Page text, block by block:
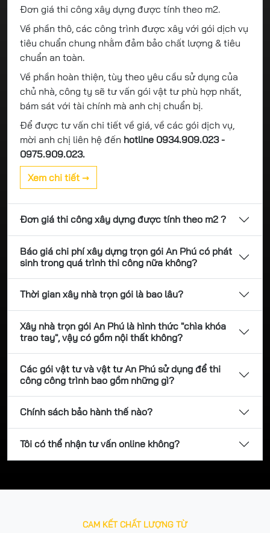
Đơn giá thi công xây dựng được tính theo m2.
Về phần thô, các công trình được xây với gói dịch vụ
tiêu chuẩn chung nhằm đảm bảo chất lượng & tiêu
chuẩn an toàn.
Về phần hoàn thiện, tùy theo yêu cầu sử dụng của
chủ nhà, công ty sẽ tư vấn gói vật tư phù hợp nhất,
bám sát với tài chính mà anh chị chuẩn bị.
Để được tư vấn chi tiết về giá, về các gói dịch vụ,
mời anh chị liên hệ đến hotline 0934.909.023 -
0975.909.023.
Xem chi tiết →
Đơn giá thi công xây dựng được tính theo m2 ?
Báo giá chi phí xây dựng trọn gói An Phú có phát
sinh trong quá trình thi công nữa không?
Thời gian xây nhà trọn gói là bao lâu?
Xây nhà trọn gói An Phú là hình thức "chìa khóa
trao tay", vậy có gồm nội thất không?
Các gói vật tư và vật tư An Phú sử dụng để thi
công công trình bao gồm những gì?
Chính sách bảo hành thế nào?
Tôi có thể nhận tư vấn online không?
CAM KẾT CHẤT LƯỢNG TỪ